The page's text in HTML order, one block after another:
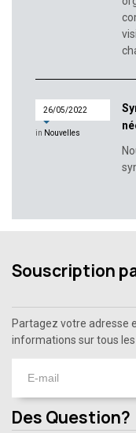
26/05/2022
in Nouvelles
Souscription
Partagez votre adresse
informations sur tous les
Des Question?